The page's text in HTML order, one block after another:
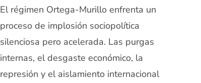
El régimen Ortega-Murillo enfrenta un
proceso de implosión sociopolítica
silenciosa pero acelerada. Las purgas
internas, el desgaste económico, la
represión y el aislamiento internacional